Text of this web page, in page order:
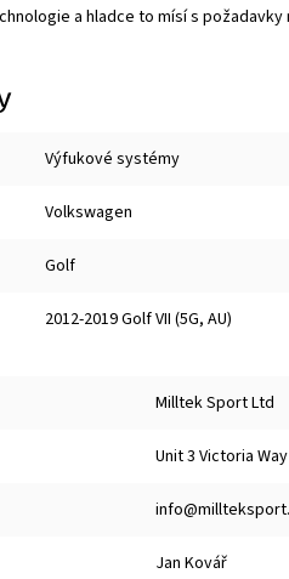
a hladce to mísí s
Výfukové systémy
Volkswagen
Golf
2012-2019 Golf VII (5G, AU)
Milltek Sport Ltd
Unit 3 Victoria
Jan Kovář